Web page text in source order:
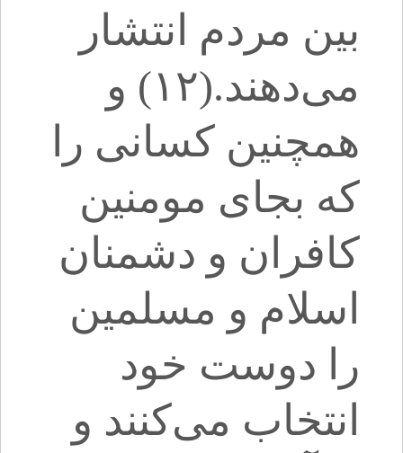
بین مردم انتشار
می‌دهند.(۱۲) و
همچنین کسانی را
که بجای مومنین
کافران و دشمنان
اسلام و مسلمین
را دوست خود
انتخاب می‌کنند و